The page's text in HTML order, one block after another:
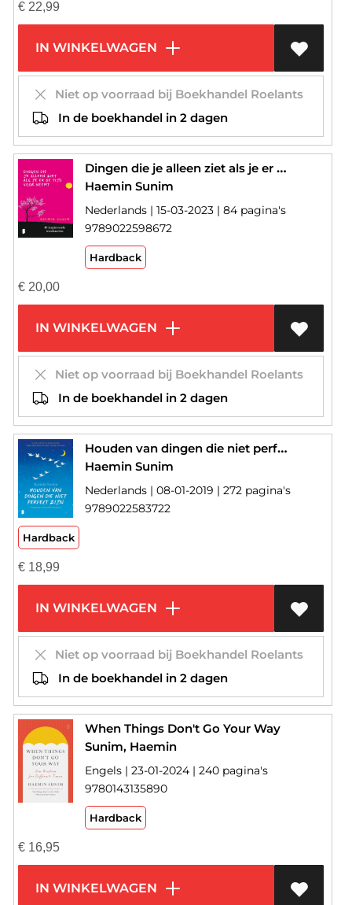
€22,99
IN WINKELWAGEN
Niet op voorraad bij Boekhandel Roelants
In de boekhandel in 2 dagen
Dingen die je alleen ziet als je er de tijd voor neemt
Haemin Sunim
Nederlands | 15-03-2023 | 84 pagina's
9789022598672
Hardback
€20,00
IN WINKELWAGEN
Niet op voorraad bij Boekhandel Roelants
In de boekhandel in 2 dagen
Houden van dingen die niet perfect zijn
Haemin Sunim
Nederlands | 08-01-2019 | 272 pagina's
9789022583722
Hardback
€18,99
IN WINKELWAGEN
Niet op voorraad bij Boekhandel Roelants
In de boekhandel in 2 dagen
When Things Don't Go Your Way
Sunim, Haemin
Engels | 23-01-2024 | 240 pagina's
9780143135890
Hardback
€16,95
IN WINKELWAGEN